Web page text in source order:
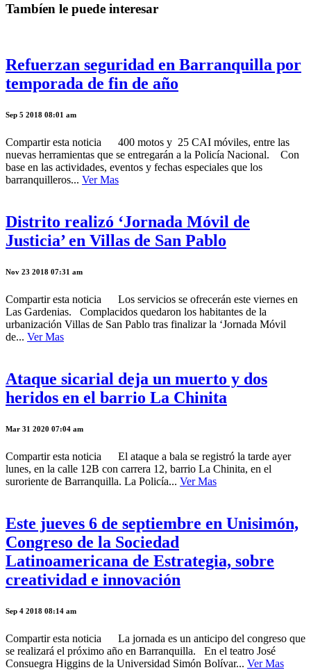
Tambíen le puede interesar
Refuerzan seguridad en Barranquilla por
temporada de fin de año
Sep 5 2018 08:01 am
Compartir esta noticia 400 motos y 25 CAI móviles, entre las
nuevas herramientas que se entregarán a la Policía Nacional. Con
base en las actividades, eventos y fechas especiales que los
barranquilleros... Ver Mas
Distrito realizó ‘Jornada Móvil de
Justicia’ en Villas de San Pablo
Nov 23 2018 07:31 am
Compartir esta noticia Los servicios se ofrecerán este viernes en
Las Gardenias. Complacidos quedaron los habitantes de la
urbanización Villas de San Pablo tras finalizar la ‘Jornada Móvil
de... Ver Mas
Ataque sicarial deja un muerto y dos
heridos en el barrio La Chinita
Mar 31 2020 07:04 am
Compartir esta noticia El ataque a bala se registró la tarde ayer
lunes, en la calle 12B con carrera 12, barrio La Chinita, en el
suroriente de Barranquilla. La Policía... Ver Mas
Este jueves 6 de septiembre en Unisimón,
Congreso de la Sociedad
Latinoamericana de Estrategia, sobre
creatividad e innovación
Sep 4 2018 08:14 am
Compartir esta noticia La jornada es un anticipo del congreso que
se realizará el próximo año en Barranquilla. En el teatro José
Consuegra Higgins de la Universidad Simón Bolívar... Ver Mas